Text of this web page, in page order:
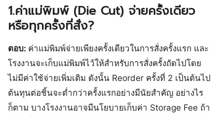
1.ค่าแม่พิมพ์ (Die Cut) จ่ายครั้งเดียว
หรือทุกครั้งที่สั่ง?
ตอบ: ค่าแม่พิมพ์จ่ายเพียงครั้งเดียวในการสั่งครั้งแรก และ
โรงงานจะเก็บแม่พิมพ์ไว้ให้สำหรับการสั่งครั้งถัดไปโดย
ไม่มีค่าใช้จ่ายเพิ่มเติม ดังนั้น Reorder ครั้งที่ 2 เป็นต้นไป
ต้นทุนต่อชิ้นจะต่ำกว่าครั้งแรกอย่างมีนัยสำคัญ อย่างไร
ก็ตาม บางโรงงานอาจมีนโยบายเก็บค่า Storage Fee ถ้า